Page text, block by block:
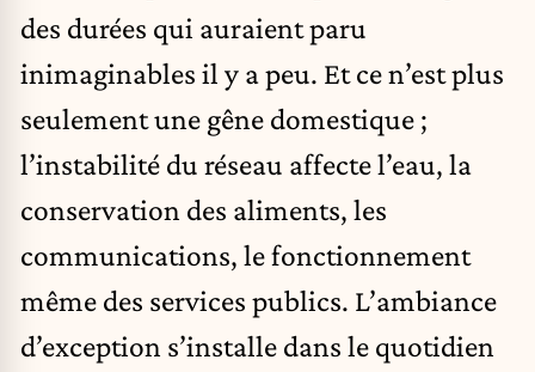
des durées qui auraient paru
inimaginables il y a peu. Et ce n’est plus
seulement une gêne domestique ;
l’instabilité du réseau affecte l’eau, la
conservation des aliments, les
communications, le fonctionnement
même des services publics. L’ambiance
d’exception s’installe dans le quotidien